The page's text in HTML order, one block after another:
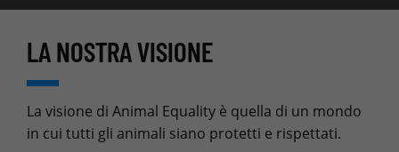
LA NOSTRA VISIONE
La visione di Animal Equality è quella di un mondo
in cui tutti gli animali siano protetti e rispettati.